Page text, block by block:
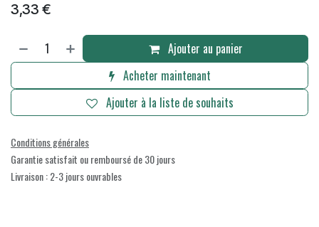
3,33 €
Ajouter au panier
Acheter maintenant
Ajouter à la liste de souhaits
Conditions générales
Garantie satisfait ou remboursé de 30 jours
Livraison : 2-3 jours ouvrables